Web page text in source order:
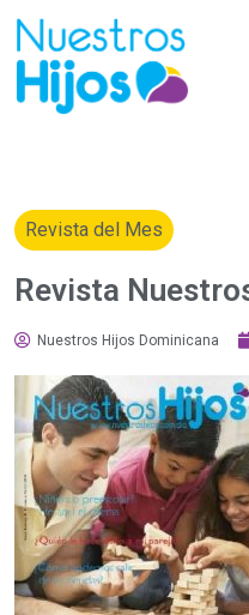
Revista del Mes
Revista
Nuestros Hijos Dominicana